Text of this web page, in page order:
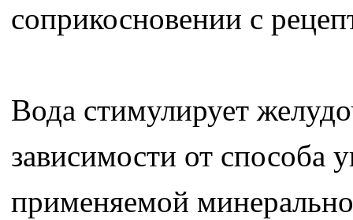
соприкосновении с
Вода стимулирует
зависимости от способа
применяемой